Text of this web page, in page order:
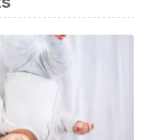
Cortometraje. Estados
and Design